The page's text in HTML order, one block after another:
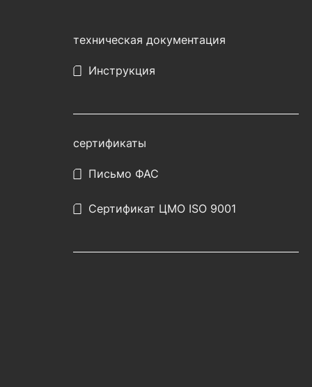
техническая документация
Инструкция
сертификаты
Письмо ФАС
Сертификат ЦМО ISO 9001